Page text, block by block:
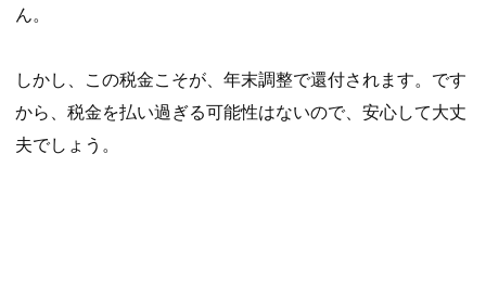
ん。
しかし、この税金こそが、年末調整で還付されます。です
から、税金を払い過ぎる可能性はないので、安心して大丈
夫でしょう。